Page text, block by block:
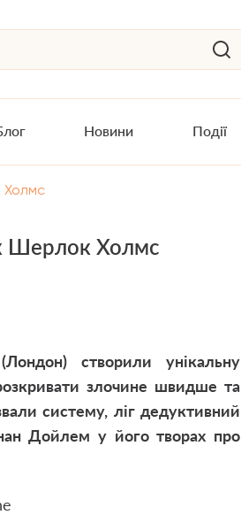
Новини Події
Холмс
Шерлок Холмс
створили унікальну
злочине швидше та
систему, ліг дедуктивний
Дойлем у його творах про